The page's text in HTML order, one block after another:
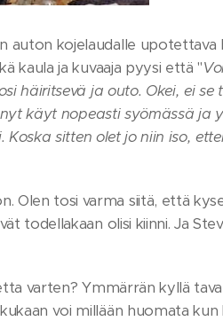
auton kojelaudalle upotettava
kaula ja kuvaaja pyysi että "
häiritsevä ja outo. Okei, ei
käyt nopeasti syömässä ja
sitten olet jo niin iso,
Olen tosi varma siitä, että
todellakaan olisi kiinni. Ja
varten? Ymmärrän kyllä
voi millään huomata